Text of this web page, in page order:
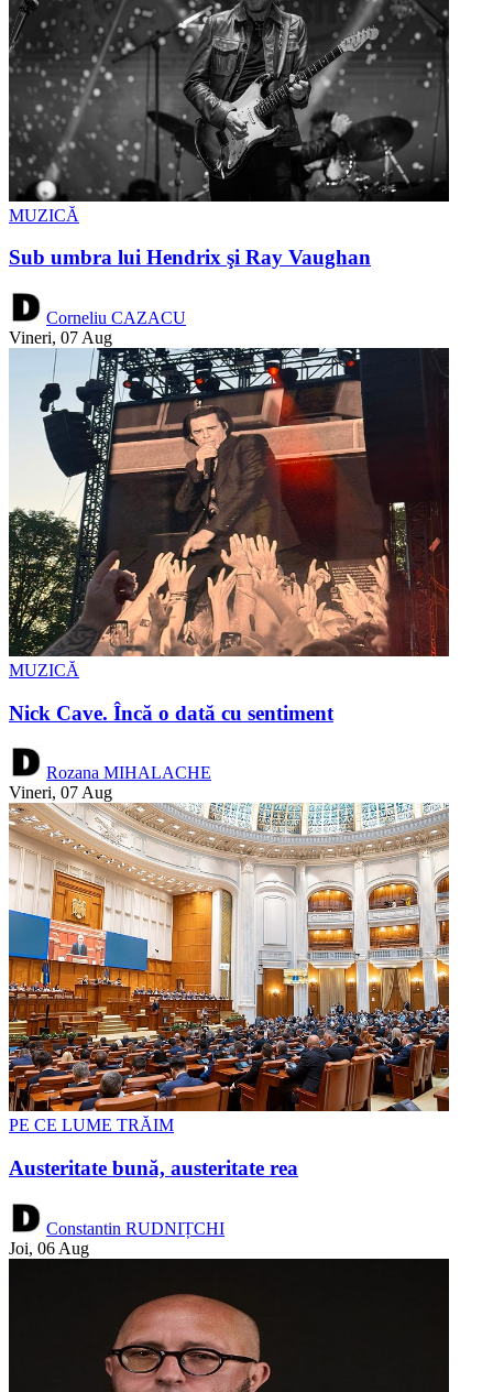
MUZICĂ
Sub umbra lui Hendrix şi Ray Vaughan
Corneliu CAZACU
Vineri, 07 Aug
MUZICĂ
Nick Cave. Încă o dată cu sentiment
Rozana MIHALACHE
Vineri, 07 Aug
PE CE LUME TRĂIM
Austeritate bună, austeritate rea
Constantin RUDNIȚCHI
Joi, 06 Aug